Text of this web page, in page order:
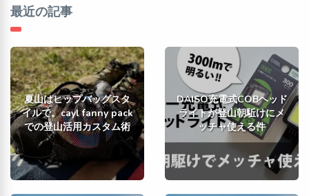
最近の記事
夏山はヒップバッグスタ
イルで。cayl fanny pack
での登山活用カスタム術
DAISO充電式COBヘッド
ライトが登山朝駈けにメ
ッチャ使える件